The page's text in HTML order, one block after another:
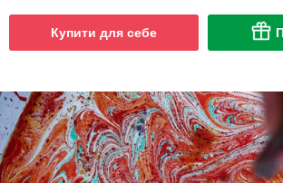
Купити для себе